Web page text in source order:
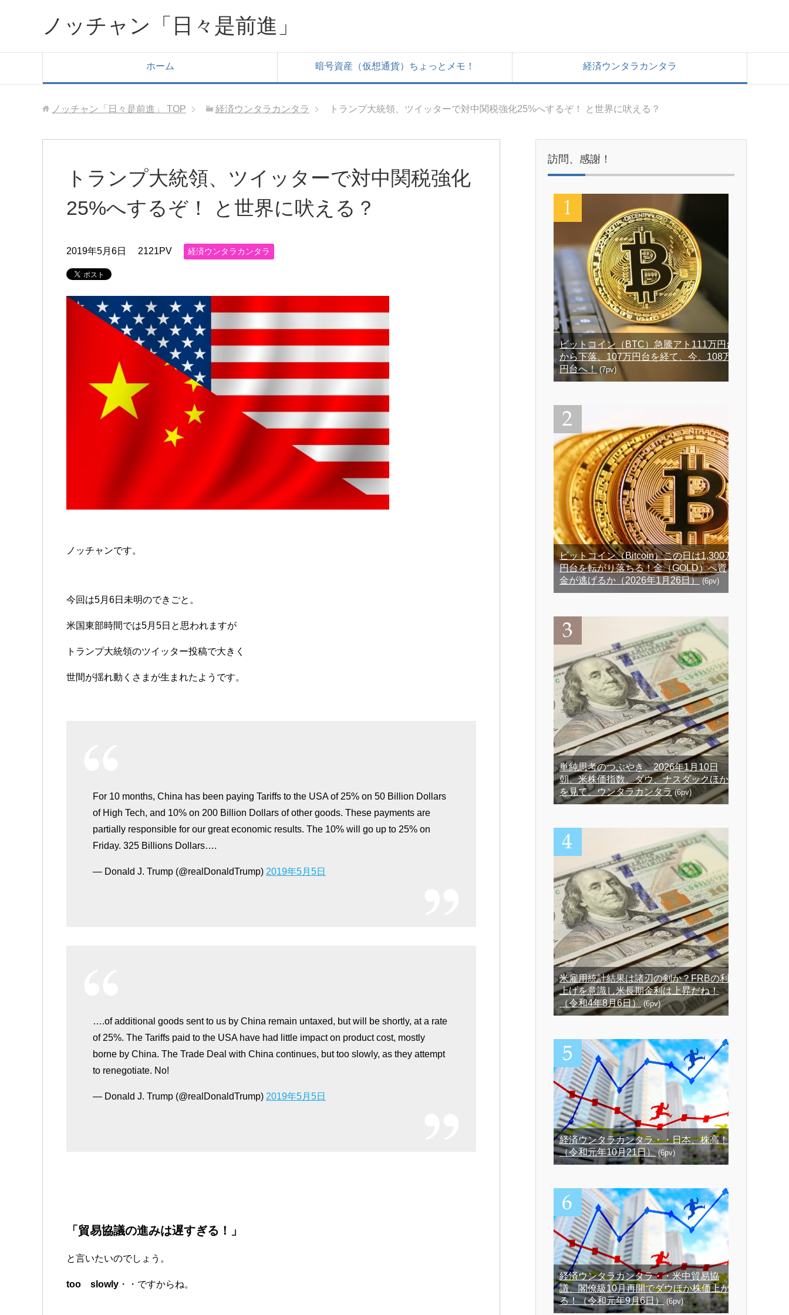
ノッチャン「日々是前進」
ホーム 暗号資産（仮想通貨）ちょっとメモ！ 経済ウンタラカンタラ
ノッチャン「日々是前進」 TOP 経済ウンタラカンタラ トランプ大統領、ツイッターで対中関税強化25%へするぞ！ と世界に吠える？
トランプ大統領、ツイッターで対中関税強化
25%へするぞ！ と世界に吠える？
2019年5月6日 2121PV 経済ウンタラカンタラ
ノッチャンです。
今回は5月6日未明のできごと。
米国東部時間では5月5日と思われますが
トランプ大統領のツイッター投稿で大きく
世間が揺れ動くさまが生まれたようです。
For 10 months, China has been paying Tariffs to the USA of 25% on 50 Billion Dollars
of High Tech, and 10% on 200 Billion Dollars of other goods. These payments are
partially responsible for our great economic results. The 10% will go up to 25% on
Friday. 325 Billions Dollars….
— Donald J. Trump (@realDonaldTrump) 2019年5月5日
….of additional goods sent to us by China remain untaxed, but will be shortly, at a rate
of 25%. The Tariffs paid to the USA have had little impact on product cost, mostly
borne by China. The Trade Deal with China continues, but too slowly, as they attempt
to renegotiate. No!
— Donald J. Trump (@realDonaldTrump) 2019年5月5日
「貿易協議の進みは遅すぎる！」
と言いたいのでしょう。
too slowly ・・ですからね。
訪問、感謝！
ビットコイン（BTC）急騰アト111万円台
から下落、107万円台を経て、今、108万
円台へ！(7pv)
ビットコイン（Bitcoin）この日は1,300万
円台を転がり落ちる！金（GOLD）へ資
金が逃げるか（2026年1月26日） (6pv)
単純思考のつぶやき、2026年1月10日
朝、米株価指数、ダウ、ナスダックほか
を見て、ウンタラカンタラ(6pv)
米雇用統計結果は諸刃の剣か？FRBの利
上げを意識し米長期金利は上昇だね！
（令和4年8月6日） (6pv)
経済ウンタラカンタラ・・日本、株高！
（令和元年10月21日）(6pv)
経済ウンタラカンタラ・・米中貿易協
議、閣僚級10月再開でダウほか株価上が
る！（令和元年9月6日） (6pv)